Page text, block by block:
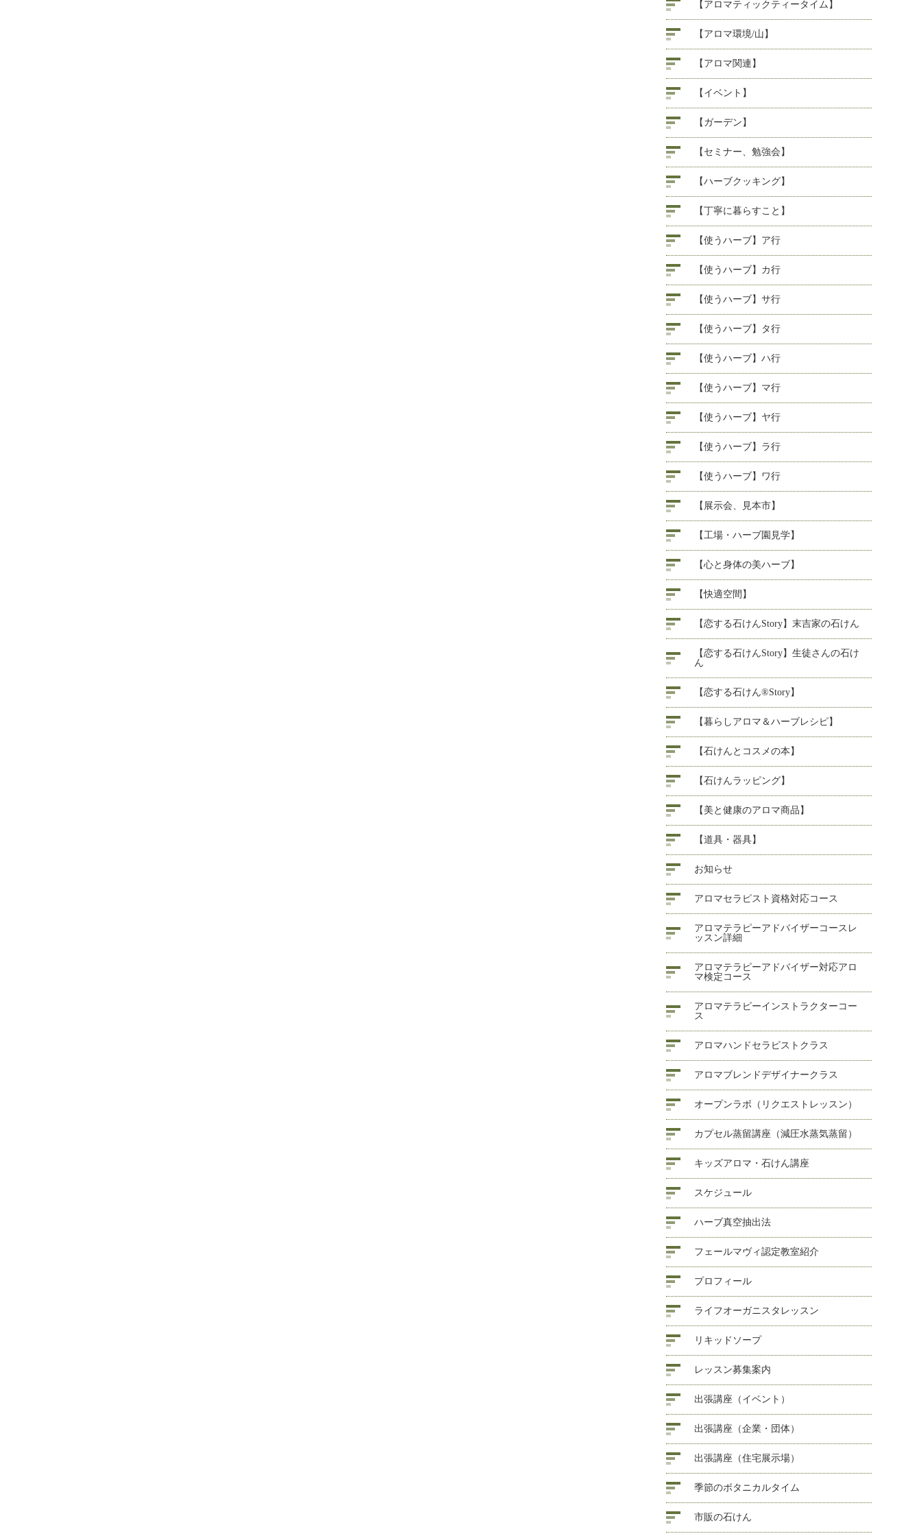
【アロマティックティータイム】
【アロマ環境/山】
【アロマ関連】
【イベント】
【ガーデン】
【セミナー、勉強会】
【ハーブクッキング】
【丁寧に暮らすこと】
【使うハーブ】ア行
【使うハーブ】カ行
【使うハーブ】サ行
【使うハーブ】タ行
【使うハーブ】ハ行
【使うハーブ】マ行
【使うハーブ】ヤ行
【使うハーブ】ラ行
【使うハーブ】ワ行
【展示会、見本市】
【工場・ハーブ園見学】
【心と身体の美ハーブ】
【快適空間】
【恋する石けんStory】末吉家の石けん
【恋する石けんStory】生徒さんの石け
ん
【恋する石けん®Story】
【暮らしアロマ＆ハーブレシピ】
【石けんとコスメの本】
【石けんラッピング】
【美と健康のアロマ商品】
【道具・器具】
お知らせ
アロマセラピスト資格対応コース
アロマテラピーアドバイザーコースレ
ッスン詳細
アロマテラピーアドバイザー対応アロ
マ検定コース
アロマテラピーインストラクターコー
ス
アロマハンドセラピストクラス
アロマブレンドデザイナークラス
オープンラボ（リクエストレッスン）
カプセル蒸留講座（減圧水蒸気蒸留）
キッズアロマ・石けん講座
スケジュール
ハーブ真空抽出法
フェールマヴィ認定教室紹介
プロフィール
ライフオーガニスタレッスン
リキッドソープ
レッスン募集案内
出張講座（イベント）
出張講座（企業・団体）
出張講座（住宅展示場）
季節のボタニカルタイム
市販の石けん